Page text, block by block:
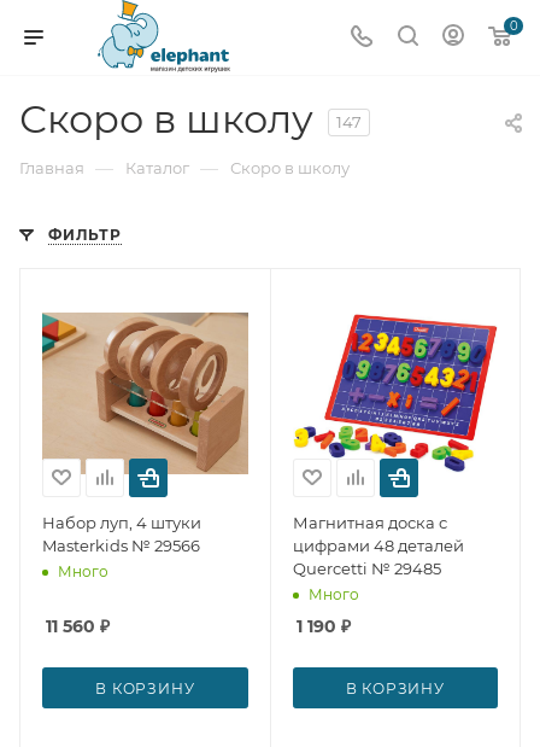
0
Скоро в школу 147
Главная — Каталог — Скоро в школу
ФИЛЬТР
Набор луп, 4 штуки
Masterkids № 29566
Много
11 560 ₽
В КОРЗИНУ
Магнитная доска с
цифрами 48 деталей
Quercetti № 29485
Много
1 190 ₽
В КОРЗИНУ